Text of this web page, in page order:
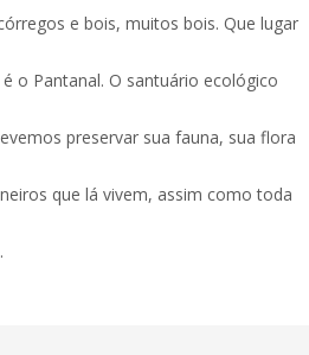
e bois, muitos bois. Que lugar
é o Pantanal. O santuário ecológico
preservar sua fauna, sua flora
que lá vivem, assim como toda